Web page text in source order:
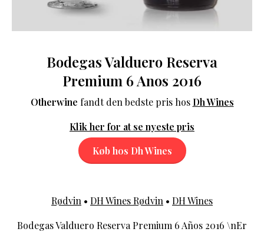
Bodegas Valduero Reserva
Premium 6 Anos 2016
Otherwine fandt den bedste pris hos Dh Wines
Klik her for at se nyeste pris
Køb hos Dh Wines
Rødvin • DH Wines Rødvin • DH Wines
Bodegas Valduero Reserva Premium 6 Años 2016 \nEr